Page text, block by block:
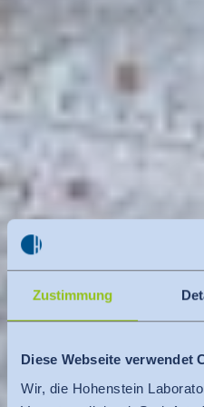
Zustimmung
Diese Webseite verwendet
Wir, die Hohenstein